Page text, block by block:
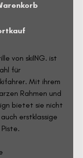
von skiING. ist
für
Mit ihrem
Rahmen und
bietet sie nicht
erstklassige